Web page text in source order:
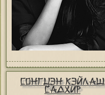
Сонгцэн Кэйлаш
Садхир